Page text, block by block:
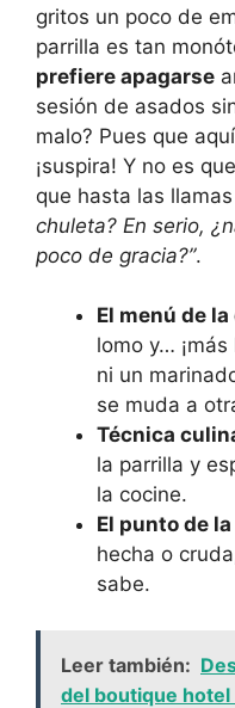
gritos un poco de
parrilla es tan
prefiere apagarse
sesión de asados
malo? Pues que
¡suspira! Y no es
que hasta las
chuleta? En serio,
poco de gracia?”.
El menú de
lomo y…
ni un
se muda a
Técnica
la parrilla y
la cocine.
El punto de
hecha o
sabe.
Leer también:
del boutique